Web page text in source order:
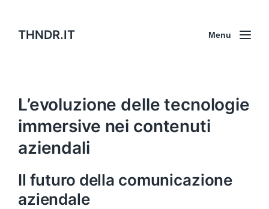
THNDR.IT Menu
L’evoluzione delle tecnologie
immersive nei contenuti
aziendali
Il futuro della comunicazione
aziendale